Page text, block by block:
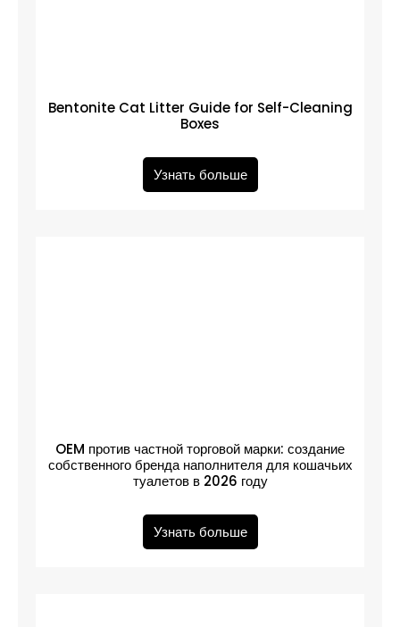
Bentonite Cat Litter Guide for Self-Cleaning
Boxes
Узнать больше
OEM против частной торговой марки: создание
собственного бренда наполнителя для кошачьих
туалетов в 2026 году
Узнать больше